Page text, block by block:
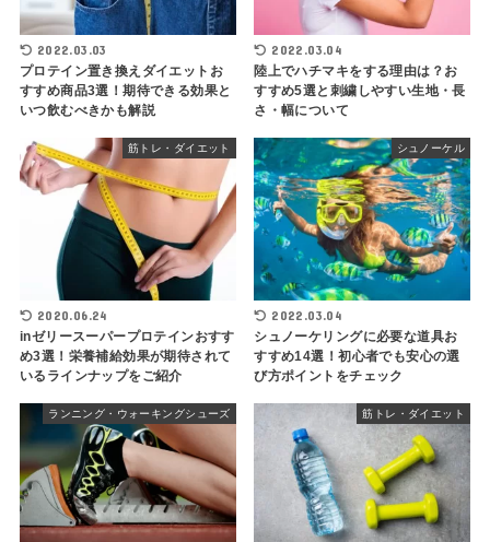
2022.03.03
プロテイン置き換えダイエットお
すすめ商品3選！期待できる効果と
いつ飲むべきかも解説
2022.03.04
陸上でハチマキをする理由は？お
すすめ5選と刺繍しやすい生地・長
さ・幅について
筋トレ・ダイエット
2020.06.24
inゼリースーパープロテインおすす
め3選！栄養補給効果が期待されて
いるラインナップをご紹介
シュノーケル
2022.03.04
シュノーケリングに必要な道具お
すすめ14選！初心者でも安心の選
び方ポイントをチェック
ランニング・ウォーキングシューズ 筋トレ・ダイエット